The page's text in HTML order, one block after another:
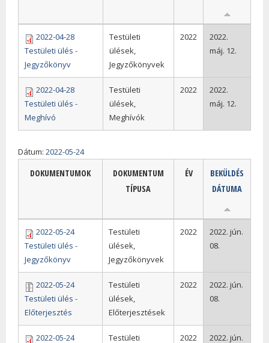
2022-04-28
Testületi ülés -
Jegyzőkönyv
Testületi
ülések,
Jegyzőkönyvek
2022
2022.
máj. 12.
2022-04-28
Testületi ülés -
Meghívó
Testületi
ülések,
Meghívók
2022
2022.
máj. 12.
Dátum: 2022-05-24
DOKUMENTUMOK
DOKUMENTUM
TÍPUSA
ÉV
BEKÜLDÉS
DÁTUMA
2022-05-24
Testületi ülés -
Jegyzőkönyv
Testületi
ülések,
Jegyzőkönyvek
2022
2022. jún.
08.
2022-05-24
Testületi ülés -
Előterjesztés
Testületi
ülések,
Előterjesztések
2022
2022. jún.
08.
2022-05-24 Testületi 2022 2022. jún.